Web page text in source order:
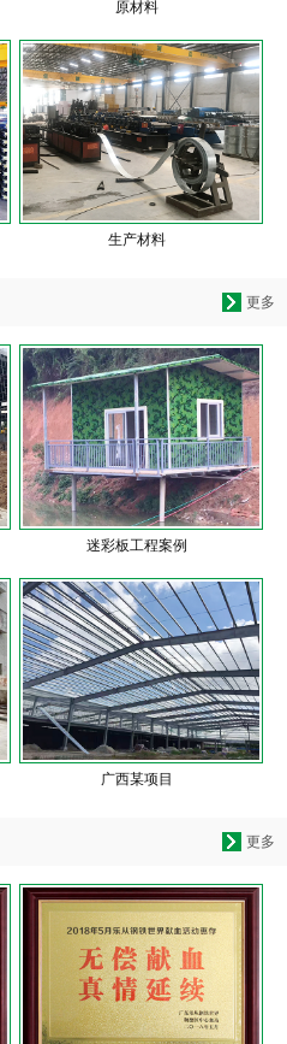
原材料
生产材料
更多
迷彩板工程案例
广西某项目
更多